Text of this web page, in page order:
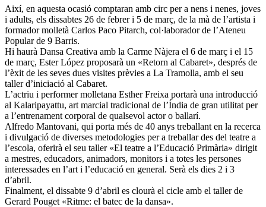
Així, en aquesta ocasió comptaran amb circ per a nens i nenes, joves
i adults, els dissabtes 26 de febrer i 5 de març, de la mà de l’artista i
formador molletà Carlos Paco Pitarch, col·laborador de l’Ateneu
Popular de 9 Barris.
Hi haurà Dansa Creativa amb la Carme Nàjera el 6 de març i el 15
de març, Ester López proposarà un «Retorn al Cabaret», després de
l’èxit de les seves dues visites prèvies a La Tramolla, amb el seu
taller d’iniciació al Cabaret.
L’actriu i performer molletana Esther Freixa portarà una introducció
al Kalaripayattu, art marcial tradicional de l’Índia de gran utilitat per
a l’entrenament corporal de qualsevol actor o ballarí.
Alfredo Mantovani, qui porta més de 40 anys treballant en la recerca
i divulgació de diverses metodologies per a treballar des del teatre a
l’escola, oferirà el seu taller «El teatre a l’Educació Primària» dirigit
a mestres, educadors, animadors, monitors i a totes les persones
interessades en l’art i l’educació en general. Serà els dies 2 i 3
d’abril.
Finalment, el dissabte 9 d’abril es clourà el cicle amb el taller de
Gerard Pouget «Ritme: el batec de la dansa».